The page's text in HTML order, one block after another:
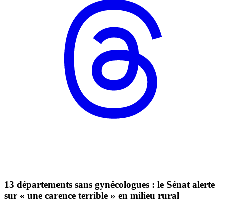
13 départements sans gynécologues : le Sénat alerte
sur « une carence terrible » en milieu rural